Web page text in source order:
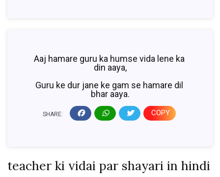
Aaj hamare guru ka humse vida lene ka
din aaya,
Guru ke dur jane ke gam se hamare dil
bhar aaya.
SHARE: COPY
teacher ki vidai par shayari in hindi